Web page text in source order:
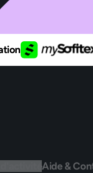
d'activitéAide &